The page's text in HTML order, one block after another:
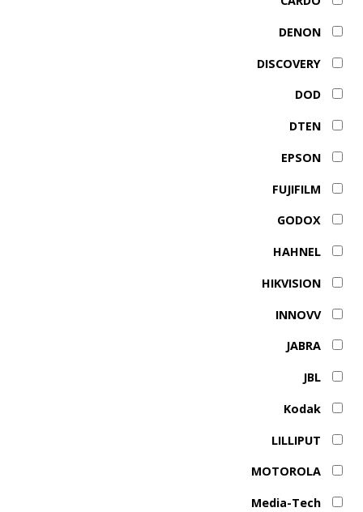
DENON
DISCOVERY
DOD
DTEN
EPSON
FUJIFILM
GODOX
HAHNEL
HIKVISION
INNOVV
JABRA
JBL
Kodak
LILLIPUT
MOTOROLA
Media-Tech